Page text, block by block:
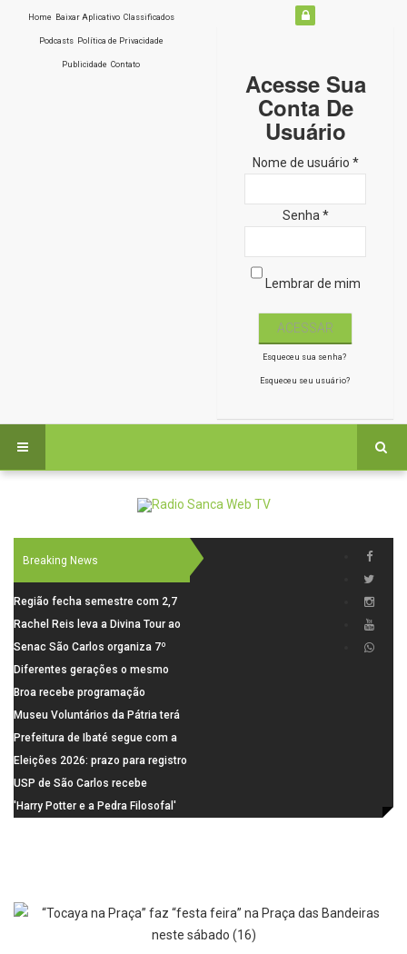
Home Baixar Aplicativo Classificados
Podcasts Política de Privacidade
Publicidade Contato
Acesse Sua
Conta De
Usuário
Nome de usuário *
Senha *
Lembrar de mim
Esqueceu sua senha?
Esqueceu seu usuário?
Breaking News
Região fecha semestre com 2,7
mil novosempregos e retoma
saldo positivo em junho
Rachel Reis leva a Divina Tour ao
interior de São Paulo com shows
inéditos em São Carlos e Jundiaí
Senac São Carlos organiza 7º
Fórum Internacional Senac de
Educadores com debates sobre
pensamento crítico, leitura e
diversidade
Diferentes gerações o mesmo
amor: pais do Saae contam como
a paternidade transformou suas
histórias
Broa recebe programação
esportiva com corrida, vela e
demonstração de paramotor
Museu Voluntários da Pátria terá
horário especial nesta segunda-
feira (10)
Prefeitura de Ibaté segue com a
Campanha do Agasalho segue
durante o mês de agosto
Eleições 2026: prazo para registro
de candidaturas acaba em 15 de
agosto
USP de São Carlos recebe
visitantes para apresentar cursos
'Harry Potter e a Pedra Filosofal'